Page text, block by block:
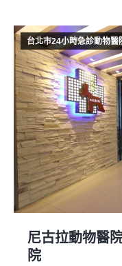
台北市24小時急診動物醫
尼古拉動物醫
院